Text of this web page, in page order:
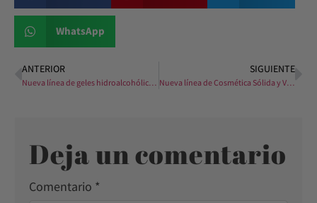
WhatsApp
ANTERIOR SIGUIENTE
Nueva línea de Cosmética Sólida y Vegana, libre de plásticos.
Deja un comentario
Comentario *